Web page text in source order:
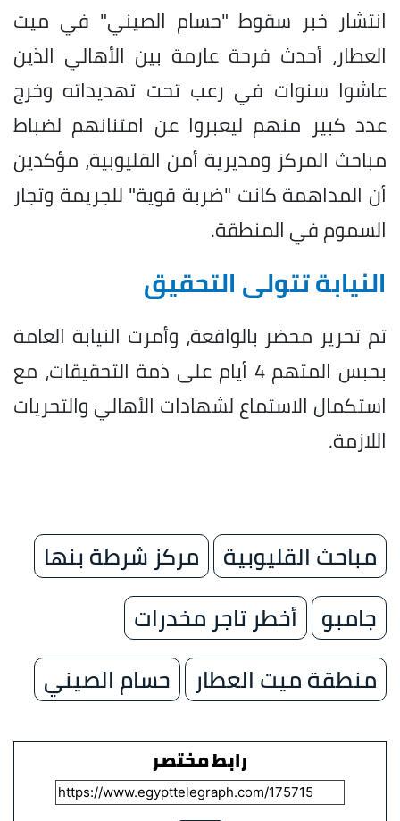
انتشار خبر سقوط "حسام الصيني" في ميت
العطار، أحدث فرحة عارمة بين الأهالي الذين
عاشوا سنوات في رعب تحت تهديداته وخرج
عدد كبير منهم ليعبروا عن امتنانهم لضباط
مباحث المركز ومديرية أمن القليوبية، مؤكدين
أن المداهمة كانت "ضربة قوية" للجريمة وتجار
السموم في المنطقة.
النيابة تتولى التحقيق
تم تحرير محضر بالواقعة، وأمرت النيابة العامة
بحبس المتهم 4 أيام على ذمة التحقيقات، مع
استكمال الاستماع لشهادات الأهالي والتحريات
اللازمة.
مباحث القليوبية
مركز شرطة بنها
جامبو
أخطر تاجر مخدرات
منطقة ميت العطار
حسام الصيني
رابط مختصر